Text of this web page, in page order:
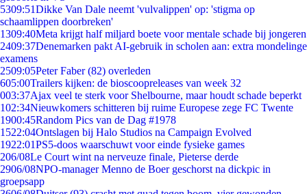
5309:51Dikke Van Dale neemt 'vulvalippen' op: 'stigma op
schaamlippen doorbreken'
1309:40Meta krijgt half miljard boete voor mentale schade bij jongeren
2409:37Denemarken pakt AI-gebruik in scholen aan: extra mondelinge
examens
2509:05Peter Faber (82) overleden
605:00Trailers kijken: de bioscoopreleases van week 32
003:37Ajax veel te sterk voor Shelbourne, maar houdt schade beperkt
102:34Nieuwkomers schitteren bij ruime Europese zege FC Twente
1900:45Random Pics van de Dag #1978
1522:04Ontslagen bij Halo Studios na Campaign Evolved
1922:01PS5-doos waarschuwt voor einde fysieke games
206/08Le Court wint na nerveuze finale, Pieterse derde
2906/08NPO-manager Menno de Boer geschorst na dickpic in
groepsapp